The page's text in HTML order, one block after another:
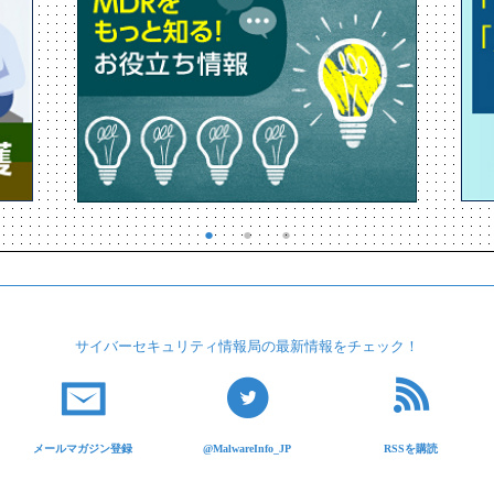
サイバーセキュリティ情報局の最新情報をチェック！
メールマガジン登録 @MalwareInfo_JP RSSを購読